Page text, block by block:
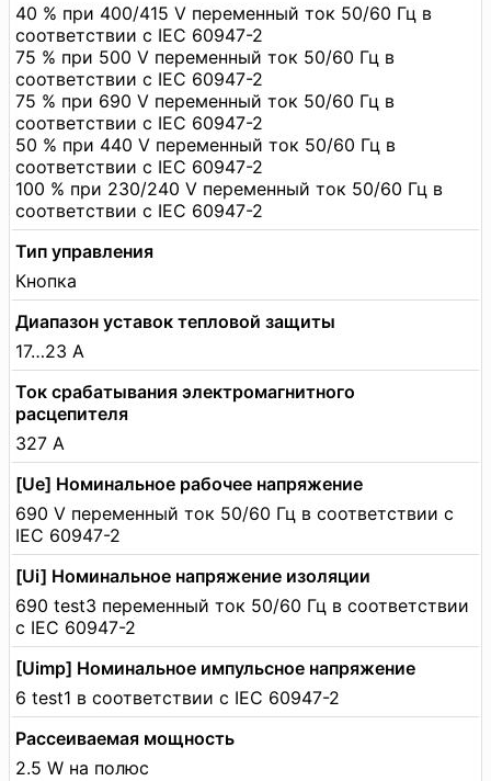
40 % при 400/415 V переменный ток 50/60 Гц в
соответствии с IEC 60947-2
75 % при 500 V переменный ток 50/60 Гц в
соответствии с IEC 60947-2
75 % при 690 V переменный ток 50/60 Гц в
соответствии с IEC 60947-2
50 % при 440 V переменный ток 50/60 Гц в
соответствии с IEC 60947-2
100 % при 230/240 V переменный ток 50/60 Гц в
соответствии с IEC 60947-2
Тип управления
Кнопка
Диапазон уставок тепловой защиты
17…23 А
Ток срабатывания электромагнитного
расцепителя
327 А
[Ue] Номинальное рабочее напряжение
690 V переменный ток 50/60 Гц в соответствии с
IEC 60947-2
[Ui] Номинальное напряжение изоляции
690 test3 переменный ток 50/60 Гц в соответствии
с IEC 60947-2
[Uimp] Номинальное импульсное напряжение
6 test1 в соответствии с IEC 60947-2
Рассеиваемая мощность
2.5 W на полюс